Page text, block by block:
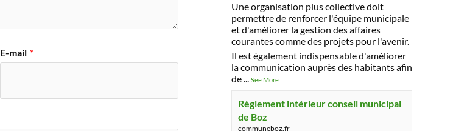
E-mail *
Une organisation plus collective doit
permettre de renforcer l'équipe municipale
et d'améliorer la gestion des affaires
courantes comme des projets pour l'avenir.
Il est également indispensable d'améliorer
la communication auprès des habitants afin
de... See More
Règlement intérieur conseil municipal
de Boz
communeboz.fr